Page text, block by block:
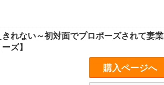
れない～初対面でプロポーズされて妻業
ズ】
購入ページへ